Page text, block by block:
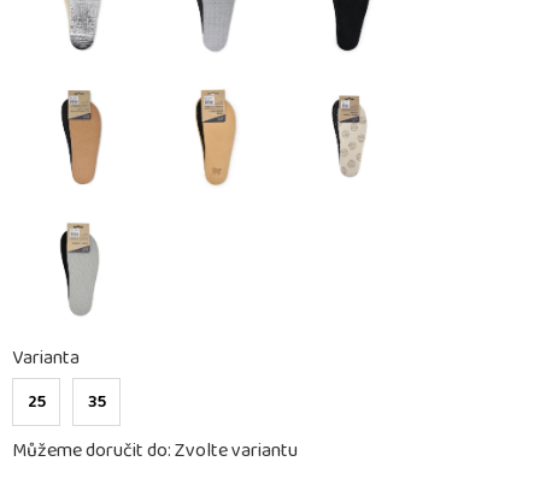
Varianta
25 35
Můžeme doručit do:Zvolte variantu